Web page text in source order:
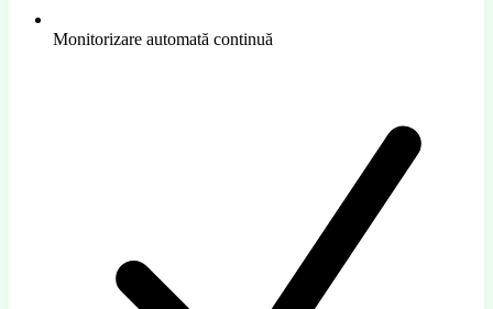
Monitorizare automată continuă